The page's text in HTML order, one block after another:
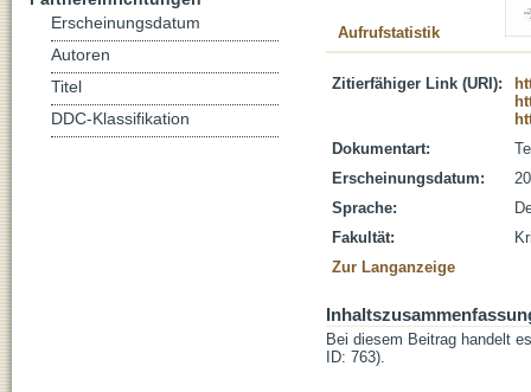
Aufrufstatistik
Zitierfähiger Link (URI):
Dokumentart:
Erscheinungsdatum:
Sprache:
Fakultät:
Zur Langanzeige
Bei diesem Beitrag handelt
ID: 763).
Erscheinungsdatum
Autoren
Titel
DDC-Klassifikation